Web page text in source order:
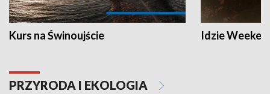
Kurs na Świnoujście Idzie
PRZYRODA I EKOLOGIA